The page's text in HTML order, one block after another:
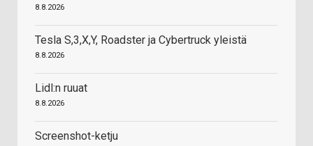
8.8.2026
Tesla S,3,X,Y, Roadster ja Cybertruck yleistä
8.8.2026
Lidl:n ruuat
8.8.2026
Screenshot-ketju